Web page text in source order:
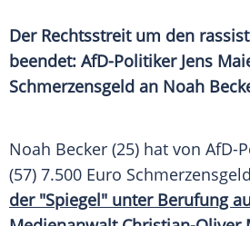
Der Rechtsstreitum den
beendet: AfD-Politiker Jens
Schmerzensgeld an Noah
Noah Becker (25) hat von AfD-
(57) 7.500 Euro Schmerzensgeld
der "Spiegel" unter Berufung